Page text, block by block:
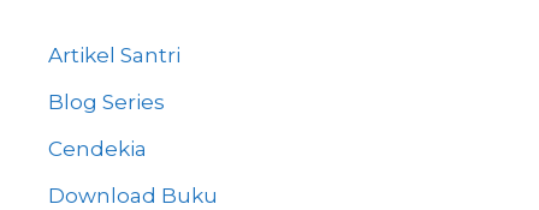
Artikel Santri
Blog Series
Cendekia
Download Buku